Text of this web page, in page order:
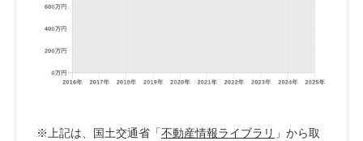
※上記は、国土交通省「不動産情報ライブラリ 」から取